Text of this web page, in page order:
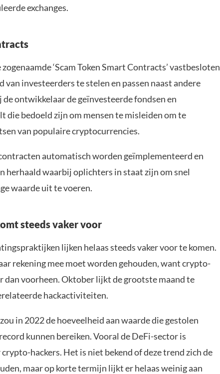
exchanges.
‘Scam Token Smart Contracts’ vastbesloten
van investeerders te stelen en passen naast andere
ontwikkelaar de geïnvesteerde fondsen en
die bedoeld zijn om mensen te misleiden om te
van populaire cryptocurrencies.
automatisch worden geïmplementeerd en
herhaald waarbij oplichters in staat zijn om snel
waarde uit te voeren.
steeds vaker voor
lijken helaas steeds vaker voor te komen.
rekening mee moet worden gehouden, want crypto-
dan voorheen. Oktober lijkt de grootste maand te
hackactiviteiten.
in 2022 de hoeveelheid aan waarde die gestolen
kunnen bereiken. Vooral de DeFi-sector is
hackers. Het is niet bekend of deze trend zich de
maar op korte termijn lijkt er helaas weinig aan